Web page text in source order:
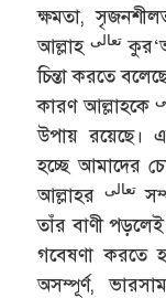
ক্ষমতা,
আল্লাহتعالى
চিন্তা করতে
কারণ আল্লাহকে
উপায় রয়েছে।
হচ্ছে আমাদের
আল্লাহর تعالى
তাঁর বাণী
গবেষণা করতে
অসম্পূর্ণ,